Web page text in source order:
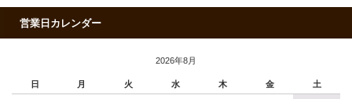
営業日カレンダー
2026年8月
日 月 火 水 木 金 土